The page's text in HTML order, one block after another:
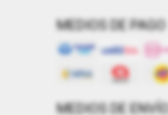
MEDIOS DE PAGO
MEDIOS DE